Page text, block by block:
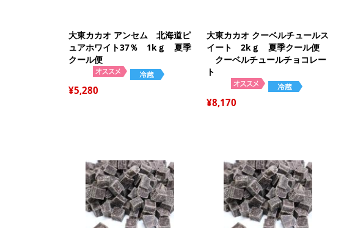
大東カカオ アンセム 北海道ピ
ュアホワイト37％ 1kｇ 夏季
クール便
5,280
大東カカオ クーベルチュールス
イート 2kｇ 夏季クール便
クーベルチュールチョコレー
ト
8,170